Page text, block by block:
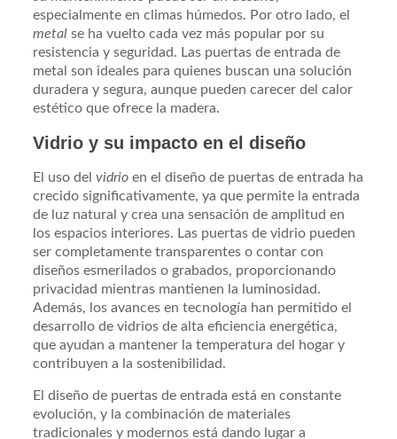
especialmente en climas húmedos. Por otro lado, el
metal se ha vuelto cada vez más popular por su
resistencia y seguridad. Las puertas de entrada de
metal son ideales para quienes buscan una solución
duradera y segura, aunque pueden carecer del calor
estético que ofrece la madera.
Vidrio y su impacto en el diseño
El uso delvidrio en el diseño de puertas de entrada ha
crecido significativamente, ya que permite la entrada
de luz natural y crea una sensación de amplitud en
los espacios interiores. Las puertas de vidrio pueden
ser completamente transparentes o contar con
diseños esmerilados o grabados, proporcionando
privacidad mientras mantienen la luminosidad.
Además, los avances en tecnología han permitido el
desarrollo de vidrios de alta eficiencia energética,
que ayudan a mantener la temperatura del hogar y
contribuyen a la sostenibilidad.
El diseño de puertas de entrada está en constante
evolución, y la combinación de materiales
tradicionales y modernos está dando lugar a